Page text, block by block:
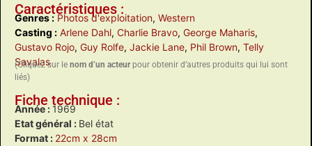
Caractéristiques :
Genres : Photos d'exploitation, Western
Casting : Arlene Dahl, Charlie Bravo, George Maharis,
Gustavo Rojo, Guy Rolfe, Jackie Lane, Phil Brown, Telly
Savalas
(Cliquez sur le nom d’un acteurpour obtenir d’autres produits qui lui sont
liés)
Fiche technique :
Année : 1969
Etat général : Bel état
Format : 22cm x 28cm